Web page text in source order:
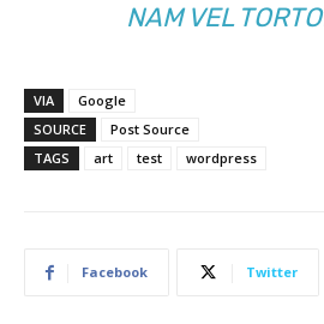
NAM VEL
VIA
Google
SOURCE
Post Source
TAGS
art test wordpress
Facebook Twitter